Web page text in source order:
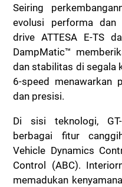
Seiring
evolusi performa dan
drive ATTESA E-TS
DampMatic™
dan stabilitas di segala
6-speed menawarkan
dan presisi.
Di sisi teknologi,
berbagai fitur
Vehicle Dynamics
Control (ABC).
memadukan